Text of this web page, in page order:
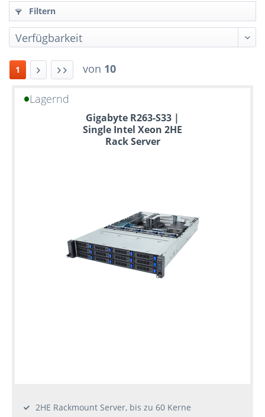
Filtern
1 von 10
Lagernd
Gigabyte R263-S33 |
Single Intel Xeon 2HE
Rack Server
2HE Rackmount Server, bis zu 60 Kerne